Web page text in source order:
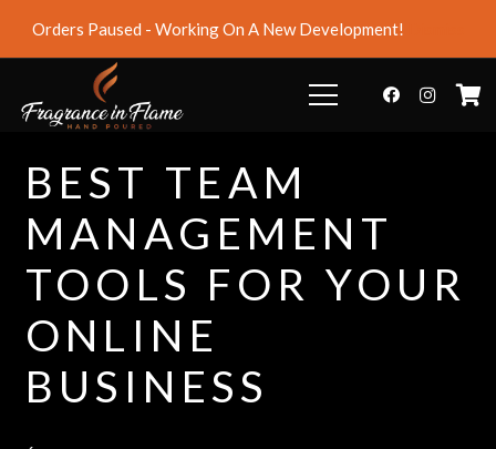
Orders Paused - Working On A New Development!
BEST TEAM
MANAGEMENT
TOOLS FOR YOUR
ONLINE
BUSINESS